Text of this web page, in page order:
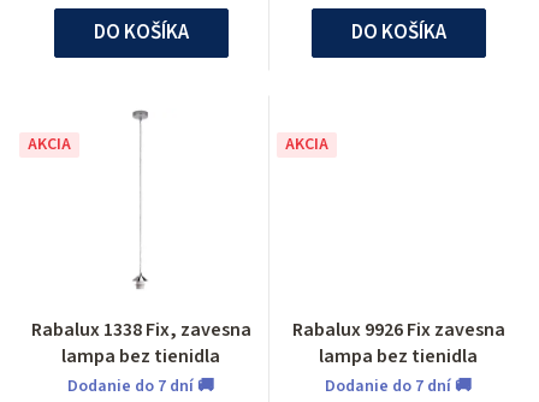
DO KOŠÍKA DO KOŠÍKA
AKCIA
Rabalux 1338 Fix, zavesna
lampa bez tienidla
Dodanie do 7 dní 🚚
AKCIA
Rabalux 9926 Fix zavesna
lampa bez tienidla
Dodanie do 7 dní 🚚